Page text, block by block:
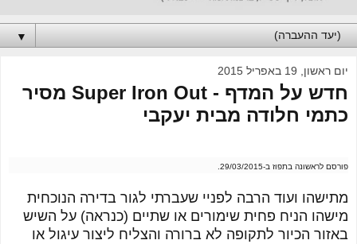
▼
יום ראשון, 19 באפריל 2015
חדש על המדף - Super Iron Out מסיר
כתמי חלודה מבית יעקבי
פורסם לראשונה בתפוז ב-29/03/2015.
מתישהו ועוד הרבה לפניי שעברתי לגור בדירה הנוכחית
מישהו הניח פחית שימורים או שתיים (כנראה) על השיש
באזור הכיור לתקופה לא ברורה והצליח ליצור עיגול או